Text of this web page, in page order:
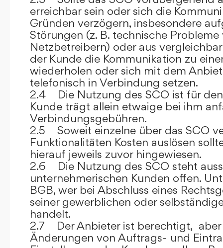
erreichbar sein oder sich die
Gründen verzögern, insbesondere
Störungen (z. B. technische
Netzbetreibern) oder aus
der Kunde die Kommunikation zu
wiederholen oder sich mit dem
telefonisch in Verbindung setzen.
2.4 Die Nutzung des SCO ist für den
Kunde trägt allein etwaige bei ihm
Verbindungsgebühren.
2.5 Soweit einzelne über das SCO
Funktionalitäten Kosten auslösen
hierauf jeweils zuvor hingewiesen.
2.6 Die Nutzung des SCO steht
unternehmerischen Kunden offen.
BGB, wer bei Abschluss eines
seiner gewerblichen oder
handelt.
2.7 Der Anbieter ist berechtigt,
Änderungen von Auftrags- und